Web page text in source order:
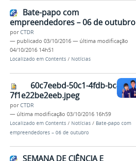
Bate-papo com
empreendedores – 06 de outubro
porCTDR
— publicado 03/10/2016 — última modificação
04/10/2016 14h51
Localizado em Contents / Notícias
60c7eebd-50c1-4fdb-bc48-
7f1e22be2eeb.jpeg
porCTDR
— última modificação 03/10/2016 16h59
Localizado em Contents / Notícias / Bate-papo com
empreendedores – 06 de outubro
SEMANA DE CIÊNCIA E